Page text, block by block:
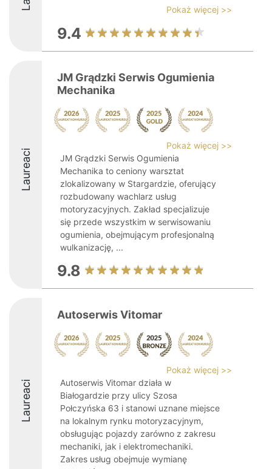
Pokaż więcej >>
9.4
Laureaci
JM Grądzki Serwis Ogumienia
Mechanika
Pokaż więcej >>
JM Grądzki Serwis Ogumienia
Mechanika to ceniony warsztat
zlokalizowany w Stargardzie, oferujący
rozbudowany wachlarz usług
motoryzacyjnych. Zakład specjalizuje
się przede wszystkim w serwisowaniu
ogumienia, obejmującym profesjonalną
wulkanizację, ...
9.8
Laureaci
Autoserwis Vitomar
Pokaż więcej >>
Autoserwis Vitomar działa w
Białogardzie przy ulicy Szosa
Połczyńska 63 i stanowi uznane miejsce
na lokalnym rynku motoryzacyjnym,
obsługując pojazdy zarówno z zakresu
mechaniki, jak i elektromechaniki.
Zakres usług obejmuje wymianę